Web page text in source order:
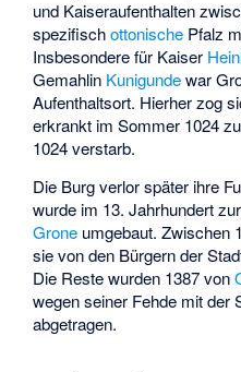
und Kaiseraufenthalten
spezifischottonische Pfalz
Insbesondere für Kaiser
Gemahlin Kunigundewar
Aufenthaltsort. Hierher zog
erkrankt im Sommer 1024
1024 verstarb.
Die Burg verlor später ihre
wurde im 13. Jahrhundert
Grone umgebaut. Zwischen
sie von den Bürgern der
Die Reste wurden 1387 von
wegen seiner Fehde mit der
abgetragen.